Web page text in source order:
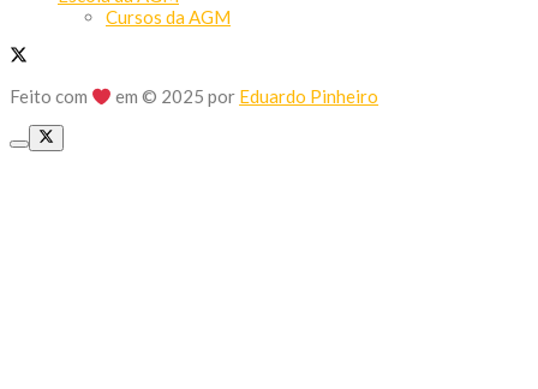
Cursos da AGM
Feito com em © 2025 por Eduardo Pinheiro